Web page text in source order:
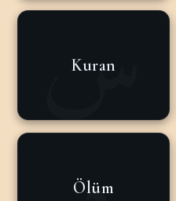
Kuran
Ölüm